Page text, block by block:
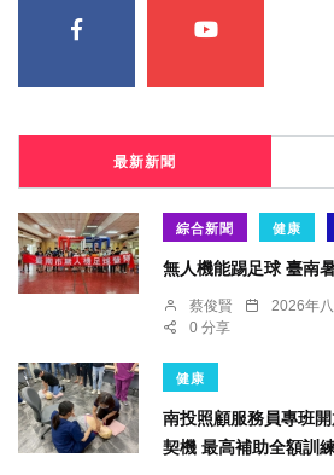
最新新聞
綜合新聞 健康
無人機能踢足球 臺南
蔡俊賢 2026年
0 分享
健康
南投照顧服務員專班
契機 最高補助全額訓